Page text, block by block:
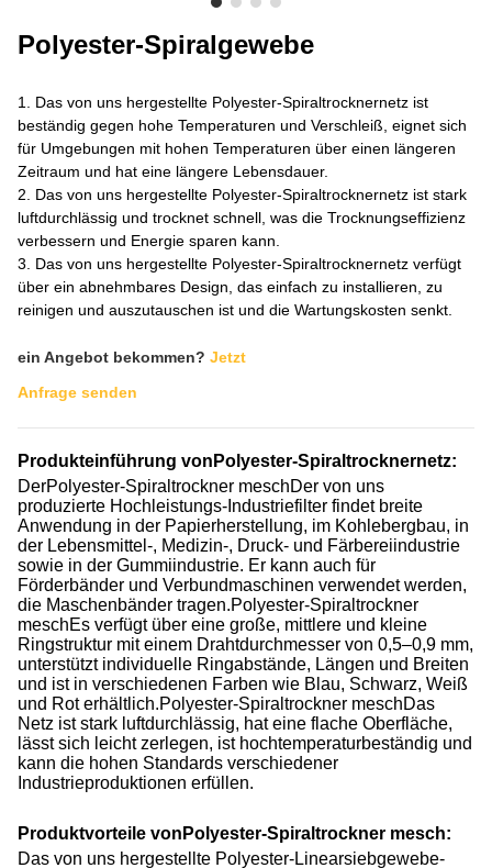
Polyester-Spiralgewebe
1. Das von uns hergestellte Polyester-Spiraltrocknernetz ist
beständig gegen hohe Temperaturen und Verschleiß, eignet sich
für Umgebungen mit hohen Temperaturen über einen längeren
Zeitraum und hat eine längere Lebensdauer.
2. Das von uns hergestellte Polyester-Spiraltrocknernetz ist stark
luftdurchlässig und trocknet schnell, was die Trocknungseffizienz
verbessern und Energie sparen kann.
3. Das von uns hergestellte Polyester-Spiraltrocknernetz verfügt
über ein abnehmbares Design, das einfach zu installieren, zu
reinigen und auszutauschen ist und die Wartungskosten senkt.
ein Angebot bekommen? Jetzt
Anfrage senden
Produkteinführung von Polyester-Spiraltrocknernetz:
DerPolyester-Spiraltrockner meschDer von uns
produzierte Hochleistungs-Industriefilter findet breite
Anwendung in der Papierherstellung, im Kohlebergbau, in
der Lebensmittel-, Medizin-, Druck- und Färbereiindustrie
sowie in der Gummiindustrie. Er kann auch für
Förderbänder und Verbundmaschinen verwendet werden,
die Maschenbänder tragen.Polyester-Spiraltrockner
meschEs verfügt über eine große, mittlere und kleine
Ringstruktur mit einem Drahtdurchmesser von 0,5–0,9 mm,
unterstützt individuelle Ringabstände, Längen und Breiten
und ist in verschiedenen Farben wie Blau, Schwarz, Weiß
und Rot erhältlich.Polyester-Spiraltrockner meschDas
Netz ist stark luftdurchlässig, hat eine flache Oberfläche,
lässt sich leicht zerlegen, ist hochtemperaturbeständig und
kann die hohen Standards verschiedener
Industrieproduktionen erfüllen.
Produktvorteile von Polyester-Spiraltrockner mesch:
Das von uns hergestellte Polyester-Linearsiebgewebe-